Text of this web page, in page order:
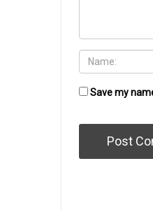
Save my